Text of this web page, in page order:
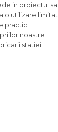
in proiectul
o utilizare
practic
noastre
statiei